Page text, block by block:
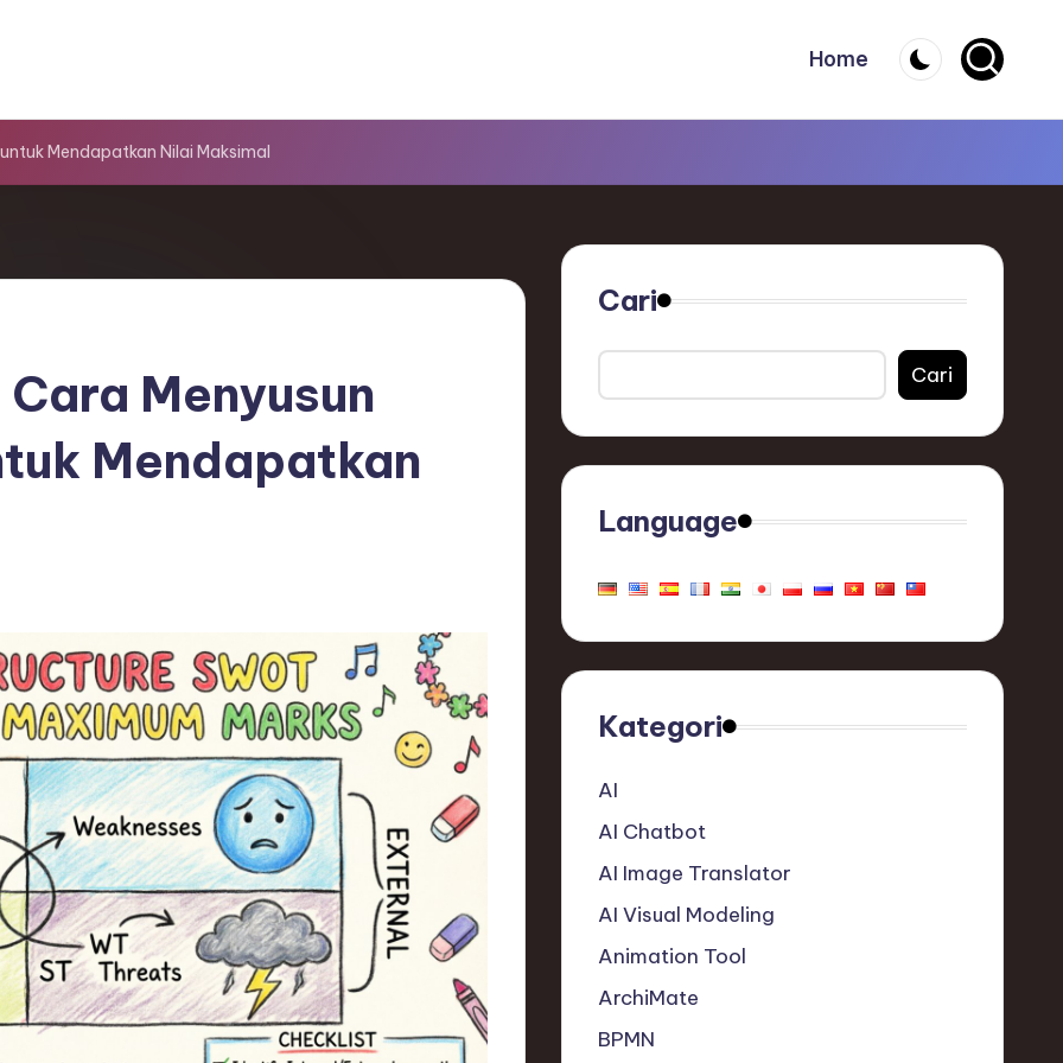
Home
Mendapatkan Nilai Maksimal
Menyusun
Mendapatkan
Cari
Cari
Language
Kategori
AI
AI Chatbot
AI Image Translator
AI Visual Modeling
Animation Tool
ArchiMate
BPMN